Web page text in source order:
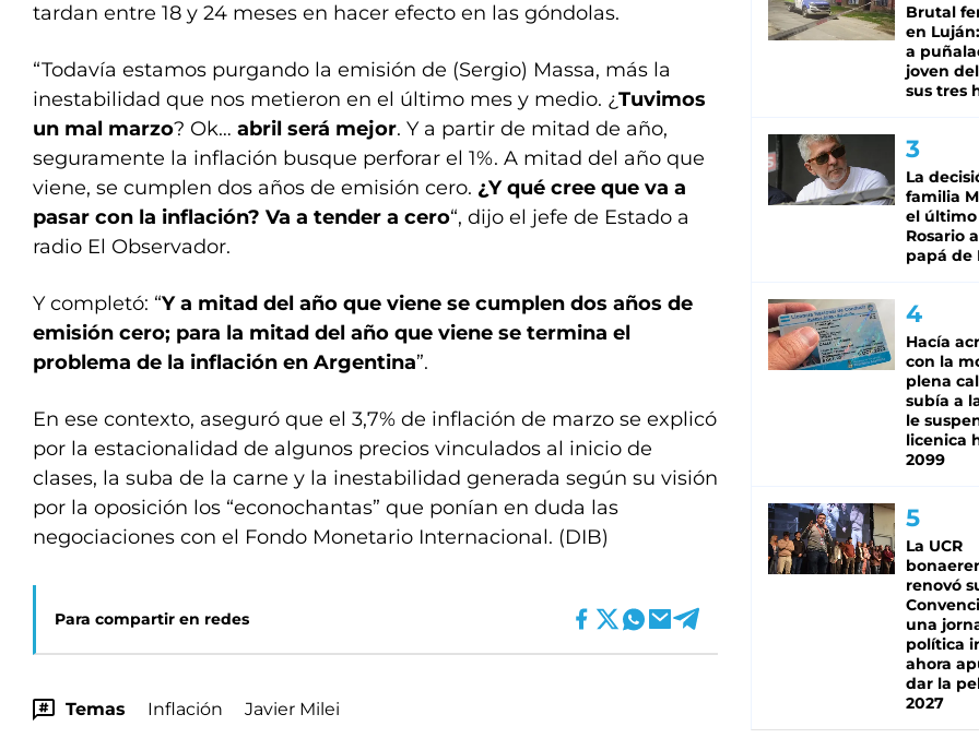
tardan entre 18 y 24 meses en hacer efecto en las góndolas.
“Todavía estamos purgando la emisión de (Sergio) Massa, más la
inestabilidad que nos metieron en el último mes y medio. ¿Tuvimos
un mal marzo? Ok… abril será mejor. Y a partir de mitad de año,
seguramente la inflación busque perforar el 1%. A mitad del año que
viene, se cumplen dos años de emisión cero. ¿Y qué cree que va a
pasar con la inflación? Va a tender a cero“, dijo el jefe de Estado a
radio El Observador.
Y completó: “Y a mitad del año que viene se cumplen dos años de
emisión cero; para la mitad del año que viene se termina el
problema de la inflación en Argentina”.
En ese contexto, aseguró que el 3,7% de inflación de marzo se explicó
por la estacionalidad de algunos precios vinculados al inicio de
clases, la suba de la carne y la inestabilidad generada según su visión
por la oposición los “econochantas” que ponían en duda las
negociaciones con el Fondo Monetario Internacional. (DIB)
Para compartir en redes
Temas Inflación Javier Milei
Brutal
en
a
joven
sus tres
La
familia
el último
Rosario
papá de
Hacía
con la
plena
subía a
le
licenica
2099
La UCR
renovó
una
política
ahora
dar la
2027